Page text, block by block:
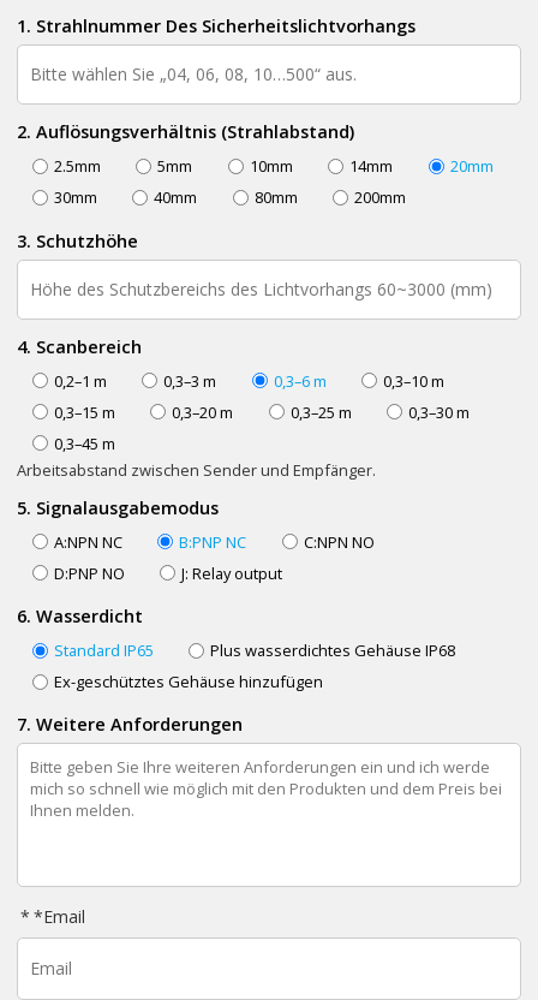
1. Strahlnummer Des Sicherheitslichtvorhangs
2. Auflösungsverhältnis (Strahlabstand)
2.5mm 5mm 10mm 14mm
20mm
30mm
40mm 80mm 200mm
3. Schutzhöhe
4. Scanbereich
0,2–1 m 0,3–3 m 0,3–6 m
0,3–10 m
0,3–15 m
0,3–20 m 0,3–25 m
0,3–30 m
0,3–45 m
Arbeitsabstand zwischen Sender und Empfänger.
5. Signalausgabemodus
A:NPN NC B:PNP NC
C:NPN NO
D:PNP NO
J: Relay output
6. Wasserdicht
Standard IP65
Plus wasserdichtes Gehäuse IP68
Ex-geschütztes Gehäuse hinzufügen
7. Weitere Anforderungen
*Email